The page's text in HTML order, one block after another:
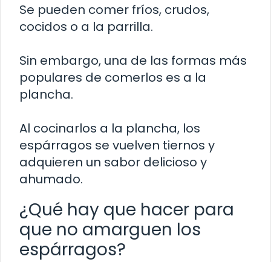
Se pueden comer fríos, crudos,
cocidos o a la parrilla.
Sin embargo, una de las formas más
populares de comerlos es a la
plancha.
Al cocinarlos a la plancha, los
espárragos se vuelven tiernos y
adquieren un sabor delicioso y
ahumado.
¿Qué hay que hacer para
que no amarguen los
espárragos?